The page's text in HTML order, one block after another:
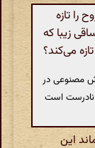
تازه
زیبا که
می‌کند؟
مصنوعی در
نادرست است
این